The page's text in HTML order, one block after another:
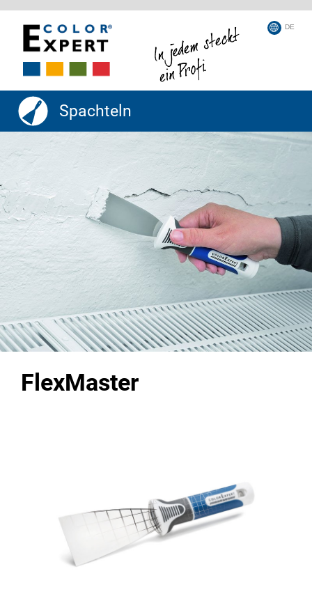
DE
Spachteln
FlexMaster